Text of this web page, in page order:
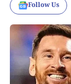
Follow Us